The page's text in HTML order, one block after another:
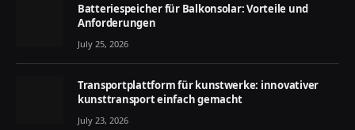
Batteriespeicher für Balkonsolar: Vorteile und
Anforderungen
July 25, 2026
Transportplattform für kunstwerke: innovativer
kunsttransport einfach gemacht
July 23, 2026